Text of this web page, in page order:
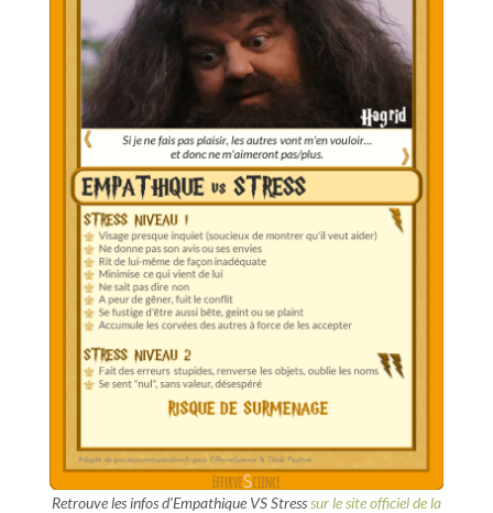
Retrouve les infos d’Empathique VS Stresssur le site officiel de la